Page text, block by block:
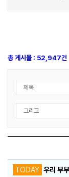
총 게시물 : 52,947건
TODAY 우리 부